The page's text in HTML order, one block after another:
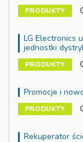
PRODUKTY
LG Electronics
jednostki
PRODUKTY
Promocje i
PRODUKTY
Rekuperator